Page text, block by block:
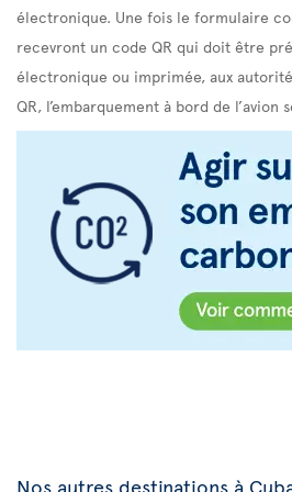
électronique. Une fois le formulaire
recevront un code QR qui doit être
électronique ou imprimée, aux
QR, l’embarquement à bord de l’avion
Nos autres destinations à